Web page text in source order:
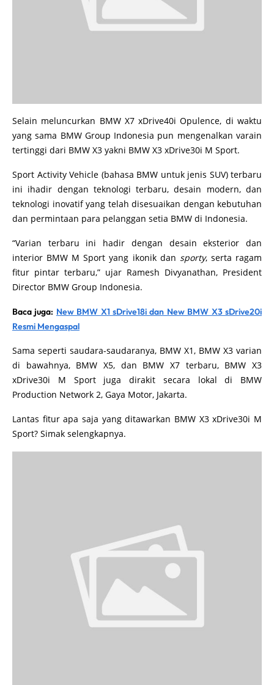
Selain meluncurkan BMW X7 xDrive40i Opulence, di waktu
yang sama BMW Group Indonesia pun mengenalkan varain
tertinggi dari BMW X3 yakni BMW X3 xDrive30i M Sport.
Sport Activity Vehicle (bahasa BMW untuk jenis SUV) terbaru
ini ihadir dengan teknologi terbaru, desain modern, dan
teknologi inovatif yang telah disesuaikan dengan kebutuhan
dan permintaan para pelanggan setia BMW di Indonesia.
“Varian terbaru ini hadir dengan desain eksterior dan
interior BMW M Sport yang ikonik dan sporty, serta ragam
fitur pintar terbaru,” ujar Ramesh Divyanathan, President
Director BMW Group Indonesia.
Baca juga: New BMW X1 sDrive18i dan New BMW X3 sDrive20i
Resmi Mengaspal
Sama seperti saudara-saudaranya, BMW X1, BMW X3 varian
di bawahnya, BMW X5, dan BMW X7 terbaru, BMW X3
xDrive30i M Sport juga dirakit secara lokal di BMW
Production Network 2, Gaya Motor, Jakarta.
Lantas fitur apa saja yang ditawarkan BMW X3 xDrive30i M
Sport? Simak selengkapnya.